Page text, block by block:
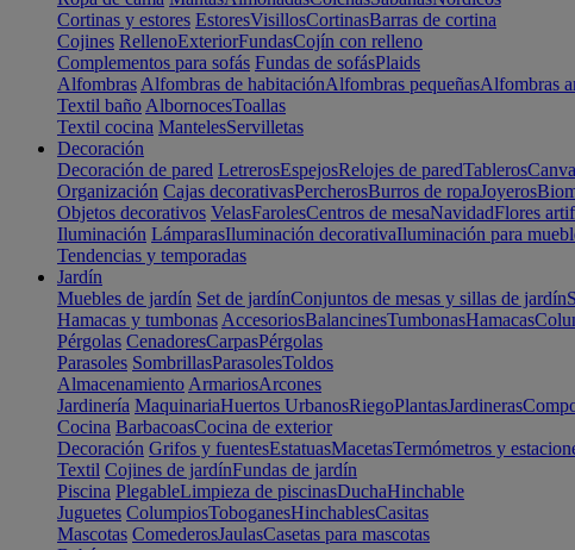
Cortinas y estores EstoresVisillosCortinasBarras de cortina
Cojines RellenoExteriorFundasCojín con relleno
Complementos para sofás Fundas de sofásPlaids
Alfombras Alfombras de habitaciónAlfombras pequeñasAlfombras
Textil baño AlbornocesToallas
Textil cocina MantelesServilletas
Decoración
Decoración de pared LetrerosEspejosRelojes de paredTableros
Organización Cajas decorativasPercherosBurros de ropaJoyeros
Objetos decorativos VelasFarolesCentros de mesaNavidadFlores
Iluminación LámparasIluminación decorativaIluminación para
Tendencias y temporadas
Jardín
Muebles de jardín Set de jardínConjuntos de mesas y sillas de jardín
Hamacas y tumbonas AccesoriosBalancinesTumbonasHamacas
Pérgolas CenadoresCarpasPérgolas
Parasoles SombrillasParasolesToldos
Almacenamiento ArmariosArcones
Jardinería MaquinariaHuertos UrbanosRiegoPlantasJardineras
Cocina BarbacoasCocina de exterior
Decoración Grifos y fuentesEstatuasMacetasTermómetros y
Textil Cojines de jardínFundas de jardín
Piscina PlegableLimpieza de piscinasDuchaHinchable
Juguetes ColumpiosToboganesHinchablesCasitas
Mascotas ComederosJaulasCasetas para mascotas